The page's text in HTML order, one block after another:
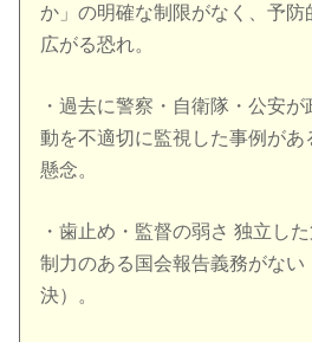
か」の明確な制限がなく、予
広がる恐れ。
・過去に警察・自衛隊・公安
動を不適切に監視した事例が
懸念。
・歯止め・監督の弱さ 独立し
制力のある国会報告義務がな
決）。